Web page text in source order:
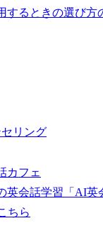
するときの選び方
リング
カフェ
会話学習「AI英
ちら